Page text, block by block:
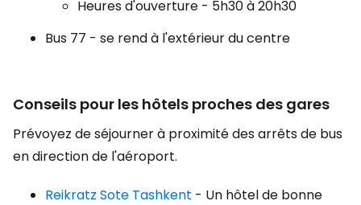
Heures d'ouverture - 5h30 à 20h30
Bus 77 - se rend à l'extérieur du centre
Conseils pour les hôtels proches des gares
Prévoyez de séjourner à proximité des arrêts de bus
en direction de l'aéroport.
Reikratz Sote Tashkent - Un hôtel de bonne